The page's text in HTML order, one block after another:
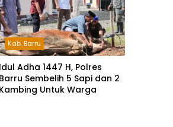
Kab. Barru
Idul Adha 1447 H, Polres
Barru Sembelih 5 Sapi dan 2
Kambing Untuk Warga